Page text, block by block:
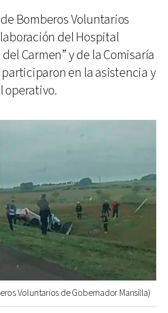
Bomberos Voluntarios
del Hospital
Carmen” y de la Comisaría
en la asistencia y
operativo.
Voluntarios de Gobernador Mansilla)